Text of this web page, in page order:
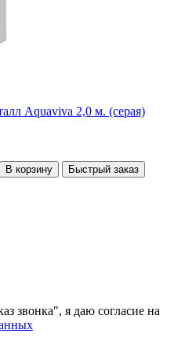
Aquaviva 2,0 м. (серая)
В корзину
Быстрый заказ
звонка", я даю согласие на